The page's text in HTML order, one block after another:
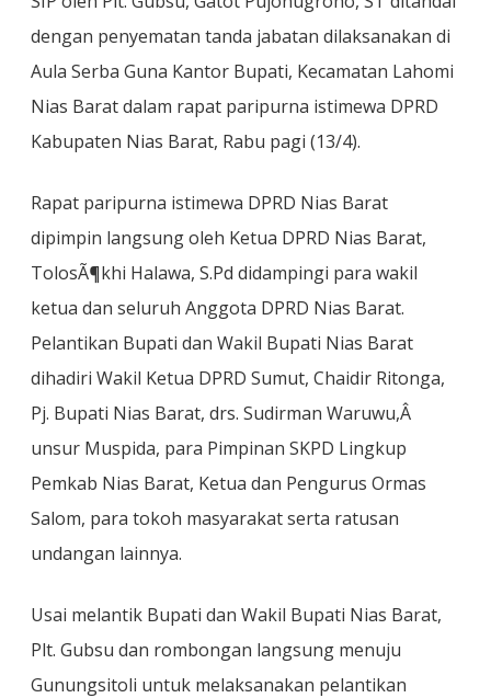
dengan penyematan tanda jabatan dilaksanakan di
Aula Serba Guna Kantor Bupati, Kecamatan Lahomi
Nias Barat dalam rapat paripurna istimewa DPRD
Kabupaten Nias Barat, Rabu pagi (13/4).
Rapat paripurna istimewa DPRD Nias Barat
dipimpin langsung oleh Ketua DPRD Nias Barat,
TolosÃ¶khi Halawa, S.Pd didampingi para wakil
ketua dan seluruh Anggota DPRD Nias Barat.
Pelantikan Bupati dan Wakil Bupati Nias Barat
dihadiri Wakil Ketua DPRD Sumut, Chaidir Ritonga,
Pj. Bupati Nias Barat, drs. Sudirman Waruwu,Â
unsur Muspida, para Pimpinan SKPD Lingkup
Pemkab Nias Barat, Ketua dan Pengurus Ormas
Salom, para tokoh masyarakat serta ratusan
undangan lainnya.
Usai melantik Bupati dan Wakil Bupati Nias Barat,
Plt. Gubsu dan rombongan langsung menuju
Gunungsitoli untuk melaksanakan pelantikan